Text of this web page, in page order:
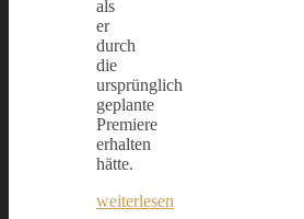
als
er
durch
die
ursprünglich
geplante
Premiere
erhalten
hätte.
weiterlesen